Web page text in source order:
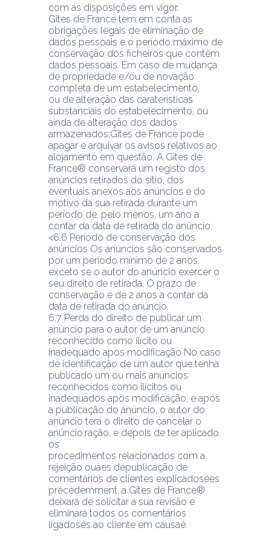
com as disposições em vigor.
Gîtes de France tem em conta as
obrigações legais de eliminação de
dados pessoais e o período máximo de
conservação dos ficheiros que contêm
dados pessoais. Em caso de mudança
de propriedade e/ou de novação
completa de um estabelecimento,
ou de alteração das caraterísticas
substanciais do estabelecimento, ou
ainda de alteração dos dados
armazenados;Gîtes de France pode
apagar e arquivar os avisos relativos ao
alojamento em questão. A Gîtes de
France® conservará um registo dos
anúncios retirados do sítio, dos
eventuais anexos aos anúncios e do
motivo da sua retirada durante um
período de, pelo menos, um ano a
contar da data de retirada do anúncio.
<6.6 Período de conservação dos
anúncios Os anúncios são conservados
por um período mínimo de 2 anos,
exceto se o autor do anúncio exercer o
seu direito de retirada. O prazo de
conservação é de 2 anos a contar da
data de retirada do anúncio.
6.7 Perda do direito de publicar um
anúncio para o autor de um anúncio
reconhecido como ilícito ou
inadequado após modificação No caso
de identificação de um autor que tenha
publicado um ou mais anúncios
reconhecidos como ilícitos ou
inadequados após modificação, e após
a publicação do anúncio, o autor do
anúncio terá o direito de cancelar o
anúncio;ração, e depois de ter aplicado
os
procedimentos relacionados com a
rejeição ouàes dépublicação de
comentários de clientes explicadosées
précédemment, a Gîtes de France®
deixará de solicitar a sua revisão e
eliminará todos os comentários
ligadosés ao cliente em causaé.